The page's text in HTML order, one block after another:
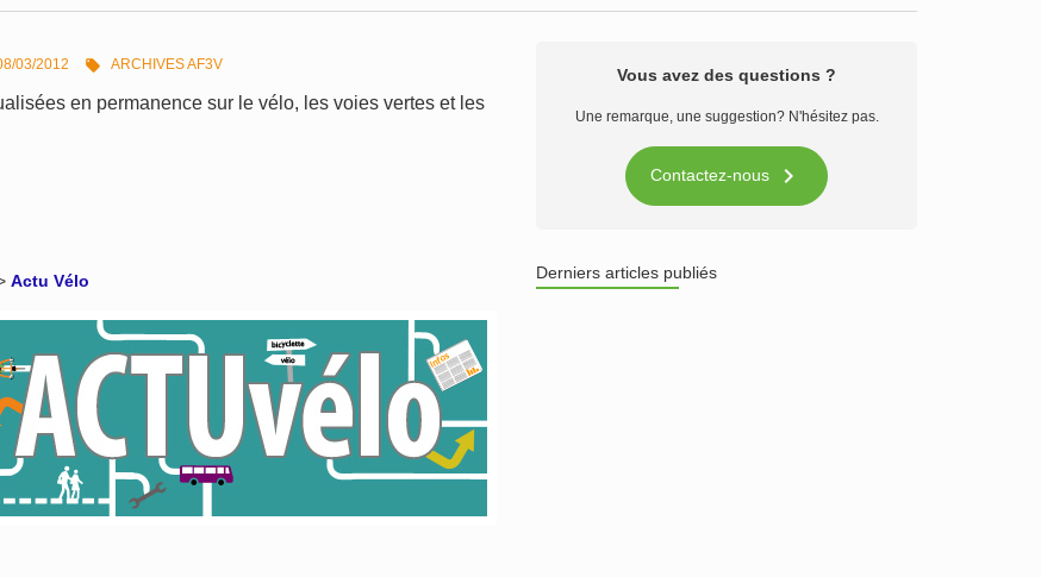
03/2012  ARCHIVES AF3V
en permanence sur le vélo, les voies vertes et les
Actu Vélo
Vous avez des questions ?
Une remarque, une suggestion? N'hésitez pas.
Contactez-nous 
Derniers articles publiés